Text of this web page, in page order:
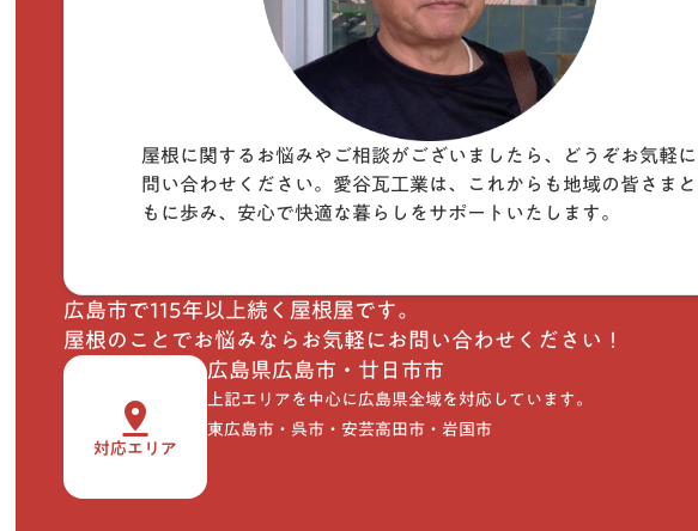
屋根に関するお悩みやご相談がございましたら、どうぞお気軽
問い合わせください。愛谷瓦工業は、これからも地域の皆さま
もに歩み、安心で快適な暮らしをサポートいたします。
広島市で115年以上続く屋根屋です。
屋根のことでお悩みならお気軽にお問い合わせください！
pin_drop
対応エリア
広島県広島市・廿日市市
上記エリアを中心に広島県全域を対応しています。
東広島市・呉市・安芸高田市・岩国市